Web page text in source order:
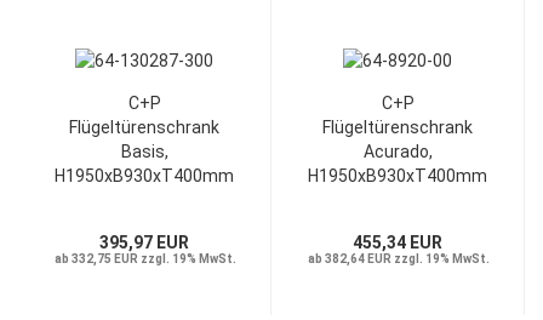
C+P
Flügeltürenschrank
Basis,
H1950xB930xT400mm
395,97 EUR
ab 332,75 EUR zzgl. 19% MwSt.
C+P
Flügeltürenschrank
Acurado,
H1950xB930xT400mm
455,34 EUR
ab 382,64 EUR zzgl. 19% MwSt.